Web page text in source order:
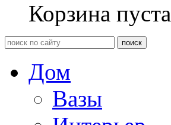
Корзина пуста
Дом
Вазы